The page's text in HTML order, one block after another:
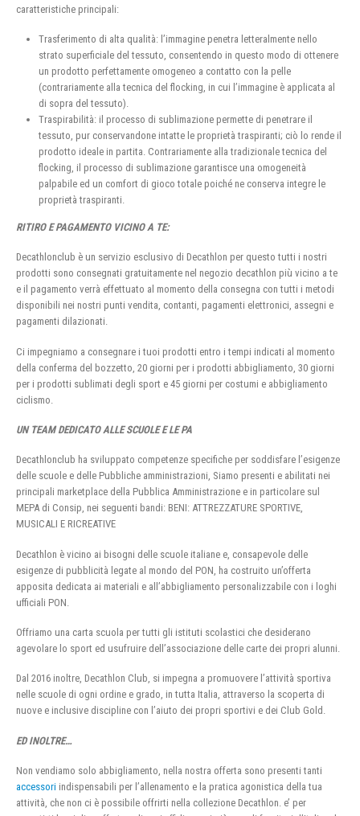
caratteristiche principali:
Trasferimento di alta qualità: l’immagine penetra letteralmente nello
strato superficiale del tessuto, consentendo in questo modo di ottenere
un prodotto perfettamente omogeneo a contatto con la pelle
(contrariamente alla tecnica del flocking, in cui l’immagine è applicata al
di sopra del tessuto).
Traspirabilità: il processo di sublimazione permette di penetrare il
tessuto, pur conservandone intatte le proprietà traspiranti; ciò lo rende il
prodotto ideale in partita. Contrariamente alla tradizionale tecnica del
flocking, il processo di sublimazione garantisce una omogeneità
palpabile ed un comfort di gioco totale poiché ne conserva integre le
proprietà traspiranti.
RITIRO E PAGAMENTO VICINO A TE:
Decathlonclub è un servizio esclusivo di Decathlon per questo tutti i nostri
prodotti sono consegnati gratuitamente nel negozio decathlon più vicino a te
e il pagamento verrà effettuato al momento della consegna con tutti i metodi
disponibili nei nostri punti vendita, contanti, pagamenti elettronici, assegni e
pagamenti dilazionati.
Ci impegniamo a consegnare i tuoi prodotti entro i tempi indicati al momento
della conferma del bozzetto, 20 giorni per i prodotti abbigliamento, 30 giorni
per i prodotti sublimati degli sport e 45 giorni per costumi e abbigliamento
ciclismo.
UN TEAM DEDICATO ALLE SCUOLE E LE PA
Decathlonclub ha sviluppato competenze specifiche per soddisfare l’esigenze
delle scuole e delle Pubbliche amministrazioni, Siamo presenti e abilitati nei
principali marketplace della Pubblica Amministrazione e in particolare sul
MEPA di Consip, nei seguenti bandi: BENI: ATTREZZATURE SPORTIVE,
MUSICALI E RICREATIVE
Decathlon è vicino ai bisogni delle scuole italiane e, consapevole delle
esigenze di pubblicità legate al mondo del PON, ha costruito un’offerta
apposita dedicata ai materiali e all’abbigliamento personalizzabile con i loghi
ufficiali PON.
Offriamo una carta scuola per tutti gli istituti scolastici che desiderano
agevolare lo sport ed usufruire dell’associazione delle carte dei propri alunni.
Dal 2016 inoltre, Decathlon Club, si impegna a promuovere l’attività sportiva
nelle scuole di ogni ordine e grado, in tutta Italia, attraverso la scoperta di
nuove e inclusive discipline con l’aiuto dei propri sportivi e dei Club Gold.
ED INOLTRE…
Non vendiamo solo abbigliamento, nella nostra offerta sono presenti tanti
accessori indispensabili per l’allenamento e la pratica agonistica della tua
attività, che non ci è possibile offrirti nella collezione Decathlon. e’ per